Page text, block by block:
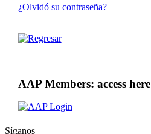
¿Olvidó su contraseña?
AAP Members: access here
Síganos